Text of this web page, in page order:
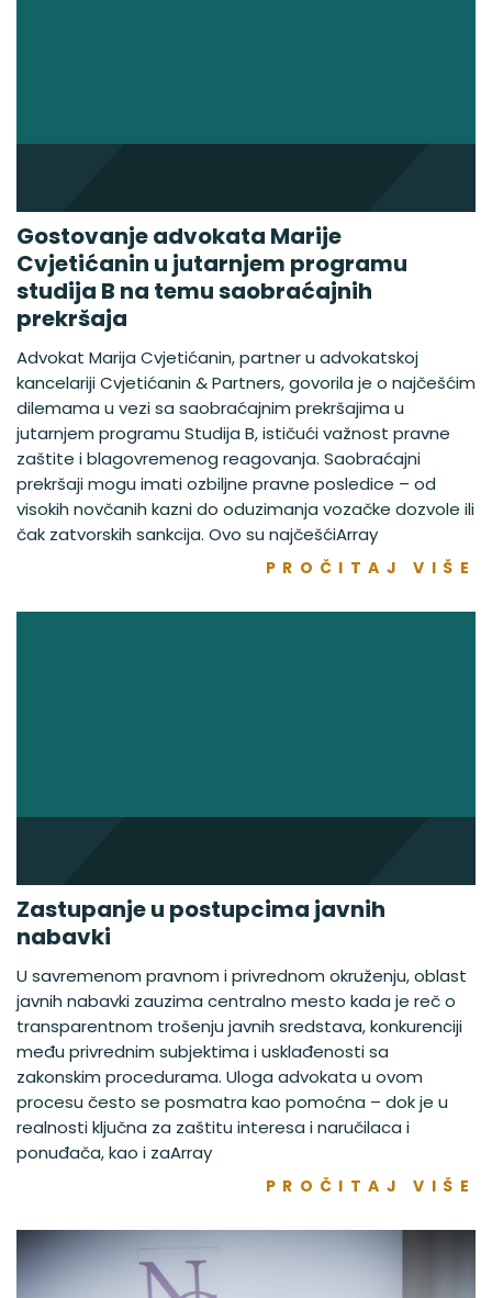
Gostovanje advokata Marije
Cvjetićanin u jutarnjem programu
studija B na temu saobraćajnih
prekršaja
Advokat Marija Cvjetićanin, partner u advokatskoj
kancelariji Cvjetićanin & Partners, govorila je o najčešćim
dilemama u vezi sa saobraćajnim prekršajima u
jutarnjem programu Studija B, ističući važnost pravne
zaštite i blagovremenog reagovanja. Saobraćajni
prekršaji mogu imati ozbiljne pravne posledice – od
visokih novčanih kazni do oduzimanja vozačke dozvole ili
čak zatvorskih sankcija. Ovo su najčešćiArray
PROČITAJ VIŠE
Zastupanje u postupcima javnih
nabavki
U savremenom pravnom i privrednom okruženju, oblast
javnih nabavki zauzima centralno mesto kada je reč o
transparentnom trošenju javnih sredstava, konkurenciji
među privrednim subjektima i usklađenosti sa
zakonskim procedurama. Uloga advokata u ovom
procesu često se posmatra kao pomoćna – dok je u
realnosti ključna za zaštitu interesa i naručilaca i
ponuđača, kao i zaArray
PROČITAJ VIŠE